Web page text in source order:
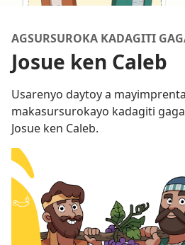
AGSURSUROKA KADAGITI
Josue ken Caleb
Usarenyo daytoy a
makasursurokayo kadagiti
Josue ken Caleb.